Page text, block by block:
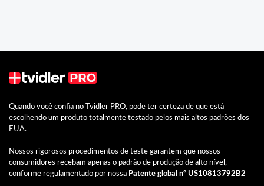
Quando você confia no Tvidler PRO, pode ter certeza de que está
escolhendo um produto totalmente testado pelos mais altos padrões dos
EUA.
Nossos rigorosos procedimentos de teste garantem que nossos
consumidores recebam apenas o padrão de produção de alto nível,
conforme regulamentado por nossa Patente global nº US10813792B2